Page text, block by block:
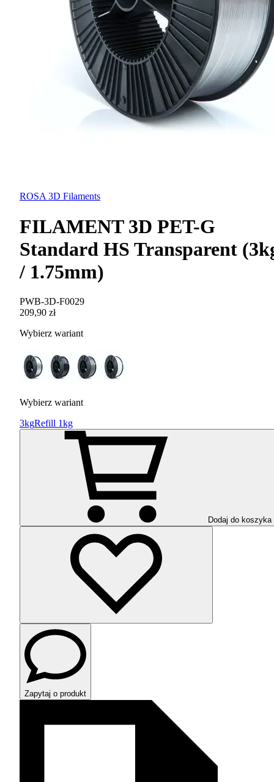
ROSA 3D Filaments
FILAMENT 3D PET-G
Standard HS Transparent
/ 1.75mm)
PWB-3D-F0029
209,90 zł
Wybierz wariant
Wybierz wariant
3kgRefill 1kg
Dodaj do koszyka
Zapytaj o produkt